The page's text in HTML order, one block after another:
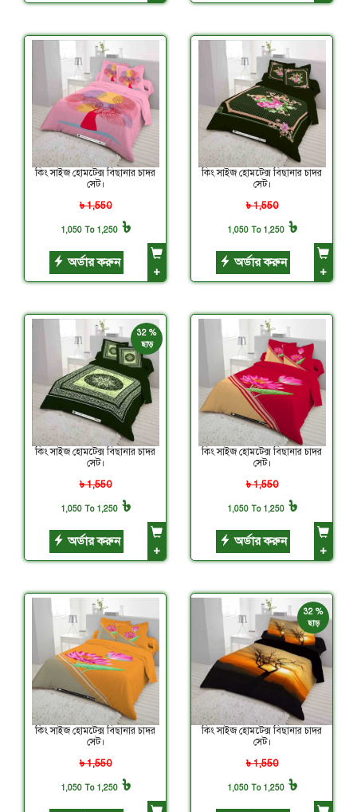
কিং সাইজ হোমটেক্স বিছানার চাদর
সেট।
৳ 1,550
1,050 To 1,250৳
অর্ডার করুন
+
কিং সাইজ হোমটেক্স বিছানার চাদর
সেট।
৳ 1,550
1,050 To 1,250৳
অর্ডার করুন
+
32 %
ছাড়
কিং সাইজ হোমটেক্স বিছানার চাদর
সেট।
৳ 1,550
1,050 To 1,250৳
অর্ডার করুন
+
কিং সাইজ হোমটেক্স বিছানার চাদর
সেট।
৳ 1,550
1,050 To 1,250৳
অর্ডার করুন
+
কিং সাইজ হোমটেক্স বিছানার চাদর
সেট।
৳ 1,550
1,050 To 1,250৳
32 %
ছাড়
কিং সাইজ হোমটেক্স বিছানার চাদর
সেট।
৳ 1,550
1,050 To 1,250৳